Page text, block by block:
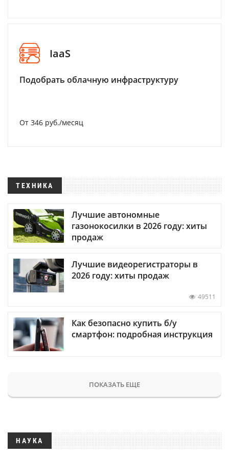
IaaS
Подобрать облачную инфраструктуру
От 346 руб./месяц
ТЕХНИКА
Лучшие автономные
газонокосилки в 2026 году: хиты
продаж
Лучшие видеорегистраторы в
2026 году: хиты продаж
49511
Как безопасно купить б/у
смартфон: подробная инструкция
ПОКАЗАТЬ ЕЩЕ
НАУКА